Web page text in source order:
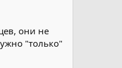
они не
"только"